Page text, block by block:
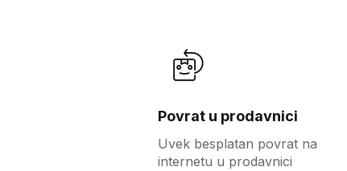
Povrat u prodavnici
Uvek besplatan povrat na
internetu u prodavnici